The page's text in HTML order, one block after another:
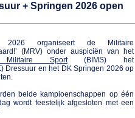
+ Springen 2026 open
organiseert de Militaire
(MRV) onder auspiciën van het
Militaire Sport(BIMS) het
Dressuur en het DK Springen 2026 op
beide kampioenschappen op één
wordt feestelijk afgesloten met een